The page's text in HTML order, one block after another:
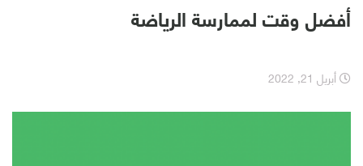
أفضل وقت لممارسة الرياضة
أبريل 21, 2022